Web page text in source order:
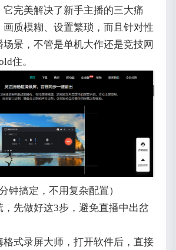
完美解决了新手主播的三大痛
画质模糊、设置繁琐，而且针对性
景，不管是单机大作还是竞技网
住。
钟搞定，不用复杂配置）
，先做好这3步，避免直播中出岔
格式录屏大师，打开软件后，直接